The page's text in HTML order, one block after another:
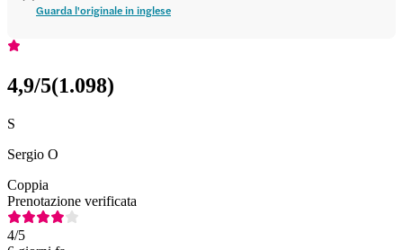
Guarda l'originale in inglese
4,9/5(1.098)
S
Sergio O
Coppia
Prenotazione verificata
4/5